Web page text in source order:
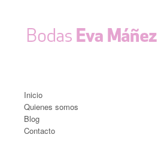
Inicio
Quienes somos
Blog
Contacto